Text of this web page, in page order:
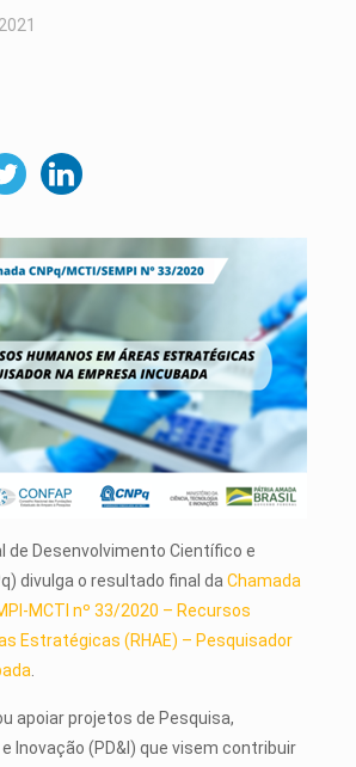
de Desenvolvimento Científico e
divulga o resultado final da Chamada
MCTI nº 33/2020 – Recursos
Estratégicas (RHAE) – Pesquisador
apoiar projetos de Pesquisa,
Inovação (PD&I) que visem contribuir